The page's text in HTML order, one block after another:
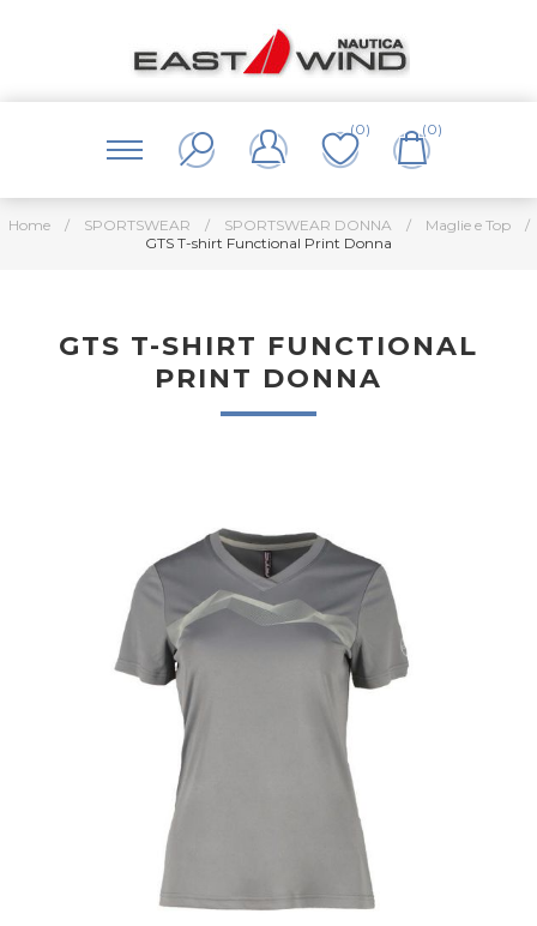
(0) (0)
Home / SPORTSWEAR / SPORTSWEAR DONNA / Maglie e Top
/
GTS T-shirt Functional Print Donna
GTS T-SHIRT FUNCTIONAL
PRINT DONNA